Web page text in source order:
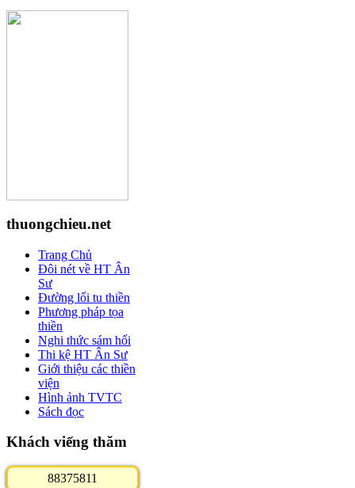
thuongchieu.net
Trang Chủ
Đôi nét về HT Ân
Sư
Đường lối tu thiền
Phương pháp tọa
thiền
Nghi thức sám hối
Thi kệ HT Ân Sư
Giới thiệu các thiền
viện
Hình ảnh TVTC
Sách đọc
Khách viếng thăm
88375811